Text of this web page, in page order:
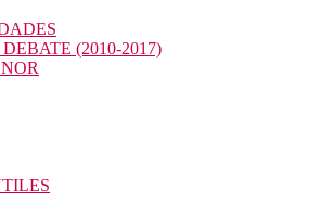
(2010-2017)